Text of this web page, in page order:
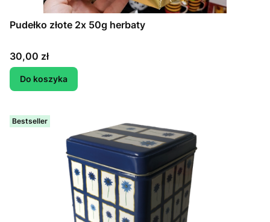
Pudełko złote 2x 50g herbaty
Cena
30,00 zł
Do koszyka
Bestseller